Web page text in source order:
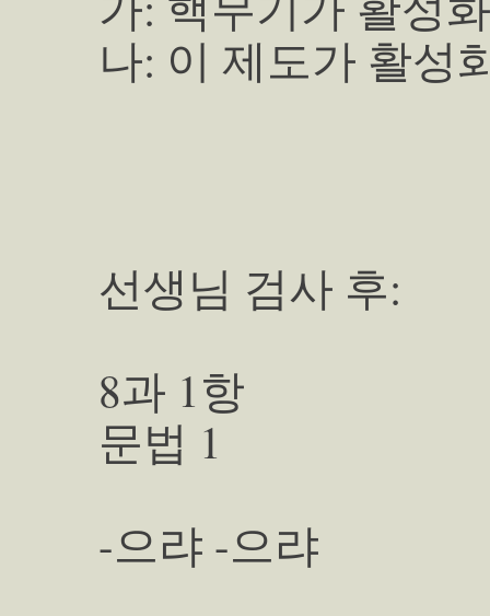
나: 이 제도가 활성
선생님 검사 후:
8과 1항
문법 1
-으랴 -으랴